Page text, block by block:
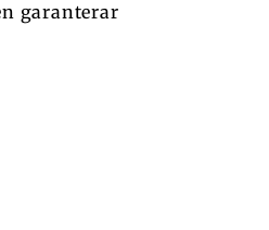
garanterar